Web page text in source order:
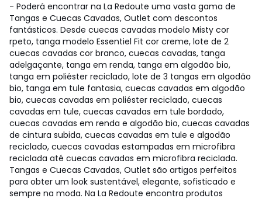
- Poderá encontrar na La Redoute uma vasta gama de
Tangas e Cuecas Cavadas, Outlet com descontos
fantásticos. Desde cuecas cavadas modelo Misty cor
rpeto, tanga modelo Essentiel Fit cor creme, lote de 2
cuecas cavadas cor branco, cuecas cavadas, tanga
adelgaçante, tanga em renda, tanga em algodão bio,
tanga em poliéster reciclado, lote de 3 tangas em algodão
bio, tanga em tule fantasia, cuecas cavadas em algodão
bio, cuecas cavadas em poliéster reciclado, cuecas
cavadas em tule, cuecas cavadas em tule bordado,
cuecas cavadas em renda e algodão bio, cuecas cavadas
de cintura subida, cuecas cavadas em tule e algodão
reciclado, cuecas cavadas estampadas em microfibra
reciclada até cuecas cavadas em microfibra reciclada.
Tangas e Cuecas Cavadas, Outlet são artigos perfeitos
para obter um look sustentável, elegante, sofisticado e
sempre na moda. Na La Redoute encontra produtos